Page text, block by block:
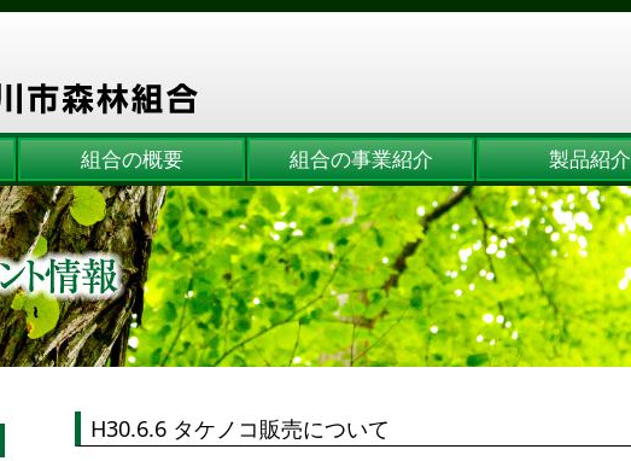
組合の概要 組合の事業紹介 製品紹介
H30.6.6 タケノコ販売について